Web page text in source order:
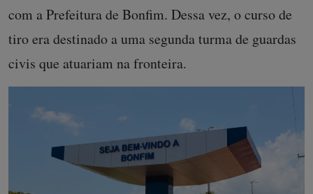
com a Prefeitura de Bonfim. Dessa vez, o curso de
tiro era destinado a uma segunda turma de guardas
civis que atuariam na fronteira.